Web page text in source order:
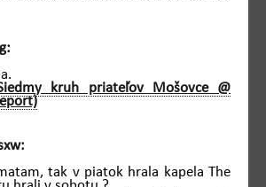
kruh priateľov Mošovce @
tak v piatok hrala kapela The